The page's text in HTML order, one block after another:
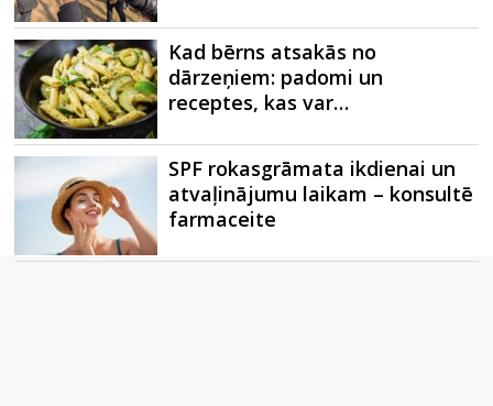
Kad bērns atsakās no
dārzeņiem: padomi un
receptes, kas var…
SPF rokasgrāmata ikdienai un
atvaļinājumu laikam – konsultē
farmaceite